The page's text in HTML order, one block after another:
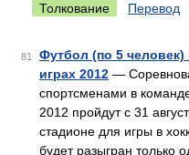
Толкование Перевод
81
Футбол (по 5
играх 2012 —
спортсменами в
2012 пройдут с 31
стадионе для игры в
будет разыгран только